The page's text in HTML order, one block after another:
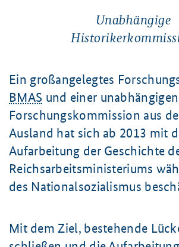
Unabhängige
Ein großangelegtes
BMAS und einer unabhängigen
Forschungskommission aus
Ausland hat sich ab 2013 mit
Aufarbeitung der Geschichte
Reichsarbeitsministeriums
des Nationalsozialismus
Mit dem Ziel, bestehende